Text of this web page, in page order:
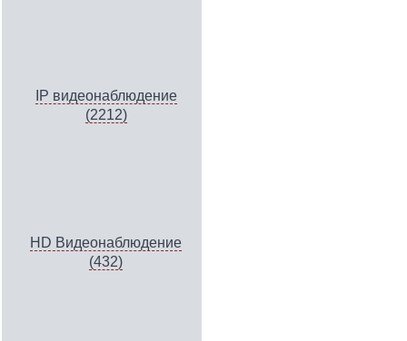
IP видеонаблюдение
(2212)
HD Видеонаблюдение
(432)